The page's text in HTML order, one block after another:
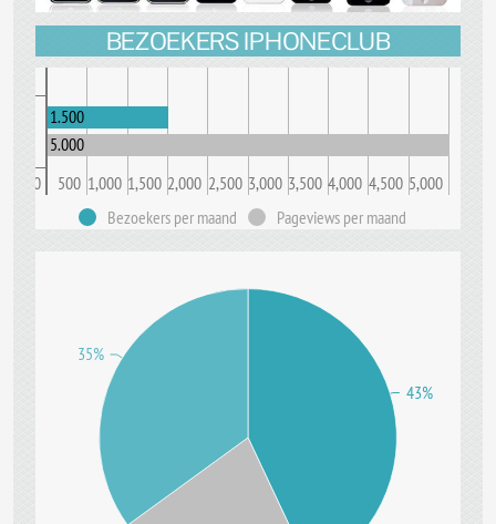
BEZOEKERS IPHONECLUB
0 500 1,000 1,500 2,000 2,500 3,000 3,500 4,000 4,500 5,000
1.500
5.000
Bezoekers per maand Pageviews per maand
43%
35%